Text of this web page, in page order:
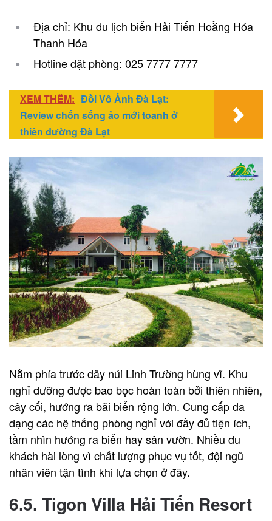
Địa chỉ: Khu du lịch biển Hải Tiến Hoằng Hóa
Thanh Hóa
Hotline đặt phòng: 025 7777 7777
XEM THÊM: Đồi Vô Ảnh Đà Lạt:
Review chốn sống ảo mới toanh ở
thiên đường Đà Lạt
Nằm phía trước dãy núi Linh Trường hùng vĩ. Khu
nghỉ dưỡng được bao bọc hoàn toàn bởi thiên nhiên,
cây cối, hướng ra bãi biển rộng lớn. Cung cấp đa
dạng các hệ thống phòng nghỉ với đầy đủ tiện ích,
tầm nhìn hướng ra biển hay sân vườn. Nhiều du
khách hài lòng vì chất lượng phục vụ tốt, đội ngũ
nhân viên tận tình khi lựa chọn ở đây.
6.5. Tigon Villa Hải Tiến Resort